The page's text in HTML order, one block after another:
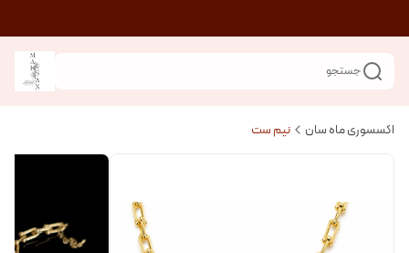
جستجو
اکسسوری ماه سان نیم ست